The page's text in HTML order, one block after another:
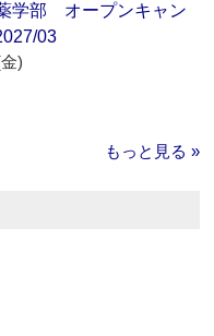
学部 オープンキャン
03
)
もっと見る »